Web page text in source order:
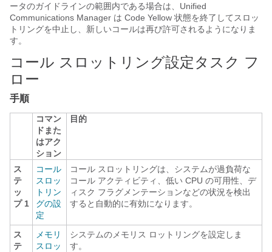
ータのガイドラインの範囲内である場合は、Unified
Communications Manager は Code Yellow 状態を終了してスロッ
トリングを中止し、新しいコールは再び許可されるようになりま
す。
コール スロットリング設定タスク フ
ロー
手順
コマン
ドまた
はアク
ション
目的
ス
テ
ッ
プ 1
コール
スロッ
トリン
グの設
定
コール スロットリングは、システムが過負荷な
コール アクティビティ、低い CPU の可用性、デ
ィスク フラグメンテーションなどの状況を検出
すると自動的に有効になります。
ス
テ
メモリ
スロッ
システムのメモリス ロットリングを設定しま
す。